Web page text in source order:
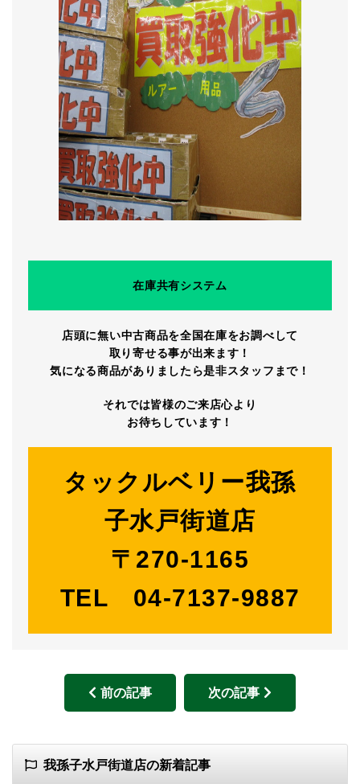
在庫共有システム
店頭に無い中古商品を全国在庫をお調べして
取り寄せる事が出来ます！
気になる商品がありましたら是非スタッフまで！
それでは皆様のご来店心より
お待ちしています！
タックルベリー我孫
子水戸街道店
〒270-1165
TEL 04-7137-9887
前の記事 次の記事
我孫子水戸街道店の新着記事